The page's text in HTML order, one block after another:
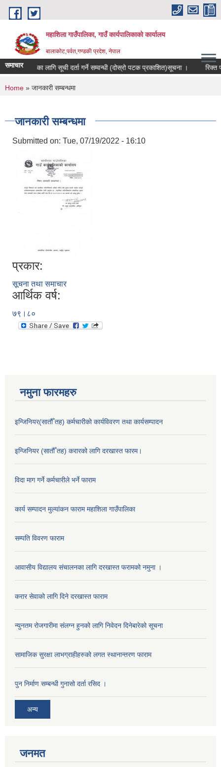
Skip to main content
महाशिला गाउँपालिका, गाउँ कार्यपालिकाको कार्यालय
बालाकोट,पर्वत,गण्डकी प्रदेश, नेपाल
समाचार
परीक्षणका लागि सूची दर्ता गर्ने सम्वन्धी (दोस्रो पटक प्रकाशित)सूचना । रिक्त
You are here
Home » जानकारी सम्बन्धमा
जानकारी सम्बन्धमा
Submitted on: Tue, 07/19/2022 - 16:10
प्रकार:
सूचना तथा समाचार
आर्थिक वर्ष:
७९।८०
नमुना फारमहरु
इन्जिनियर(सातौँ तह) कर्मचारीको कार्यविवरण तथा कार्यसम्पादन
इन्जिनियर (सातौँ तह) करारको लागि दरखास्त फारम।
विदा माग गर्ने कर्मचारीले भर्ने फाराम
कार्य सम्पादन मुल्यांकन फाराम महाशिला गाउँपालिका
सम्पति विवरण फाराम
आवासीय विद्यालय संचालनका लागि दरखास्त फरामको नमुना ।
करार सेवाको लागि दिने दरखास्त फाराम
न्युनतम रोजगारीमा संलग्न हुनको लागि निवेदन दिनेबारेको सूचना
सामाजिक सुरक्षा लाभग्राहीहरुको लगत स्थानान्तरण फाराम
पुन निर्माण सम्बन्धी गुनासो दर्ता रसिद ।
अन्य
जनमत